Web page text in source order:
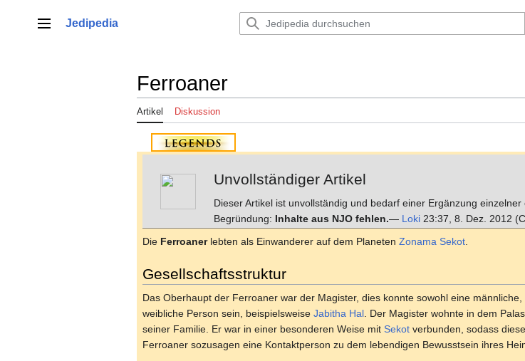
springenHauptmenü
Jedipedia
Ferroaner
Artikel Diskussion
Unvollständiger Artikel
Dieser Artikel ist unvollständig und bedarf einer Ergänzung
Begründung: Inhalte aus NJO fehlen.— Loki 23:37, 8. Dez. 2012
Die Ferroanerlebten als Einwanderer auf dem Planeten Zonama Sekot.
Gesellschaftsstruktur
Das Oberhaupt der Ferroaner war der Magister, dies konnte sowohl eine
weibliche Person sein, beispielsweise Jabitha Hal. Der Magister wohnte in dem
seiner Familie. Er war in einer besonderen Weise mit Sekot verbunden, sodass
Ferroaner sozusagen eine Kontaktperson zu dem lebendigen Bewusstsein ihres